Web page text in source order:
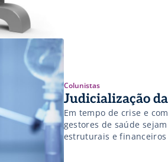
Colunistas
Judicialização
Em tempo de crise e
gestores de saúde
estruturais e